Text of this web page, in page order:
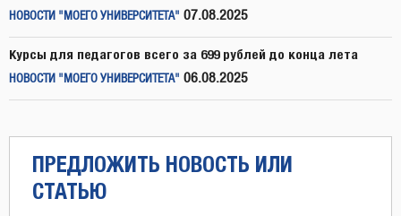
НОВОСТИ "МОЕГО УНИВЕРСИТЕТА" 07.08.2025
Курсы для педагогов всего за 699 рублей до конца лета
НОВОСТИ "МОЕГО УНИВЕРСИТЕТА" 06.08.2025
ПРЕДЛОЖИТЬ НОВОСТЬ ИЛИ
СТАТЬЮ